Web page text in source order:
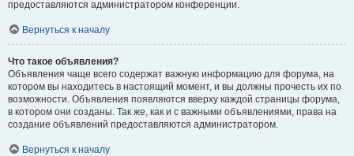
предоставляются администратором конференции.
Вернуться к началу
Что такое объявления?
Объявления чаще всего содержат важную информацию для форума, на
котором вы находитесь в настоящий момент, и вы должны прочесть их по
возможности. Объявления появляются вверху каждой страницы форума,
в котором они созданы. Так же, как и с важными объявлениями, права на
создание объявлений предоставляются администратором.
Вернуться к началу